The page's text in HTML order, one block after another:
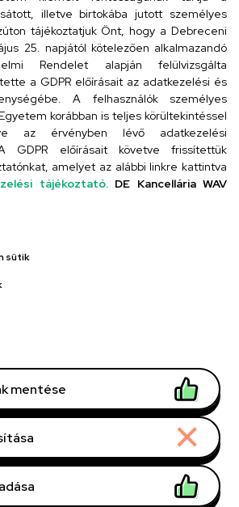
Kossuth utca 33.
telefonkönyv
Copyright © 2026 Unideb
illetve birtokába jutott személyes
tájékoztatjuk Önt, hogy a Debreceni
25. napjától kötelezően alkalmazandó
Rendelet alapján felülvizsgálta
a GDPR előírásait az adatkezelési és
A felhasználók személyes
korábban is teljes körültekintéssel
az érvényben lévő adatkezelési
A GDPR előírásait követve frissítettük
amelyet az alábbi linkre kattintva
tájékoztató. DE Kancellária WAV
sütik
mentése